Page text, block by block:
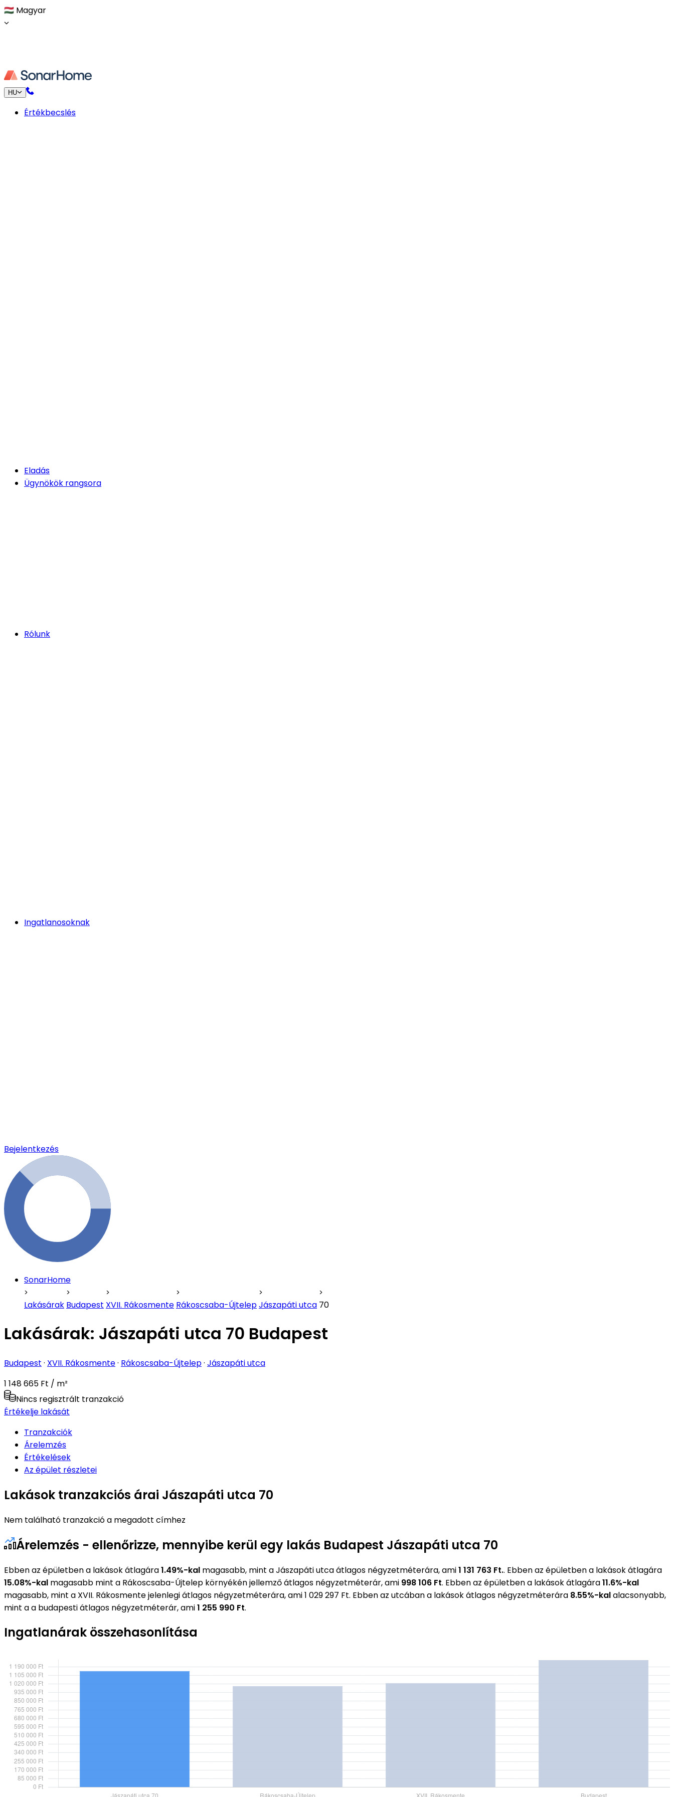
🇭🇺 Magyar
HU
Értékbecslés
Eladás
Ügynökök rangsora
Rólunk
Ingatlanosoknak
Bejelentkezés
SonarHome
Lakásárak Budapest XVII. Rákosmente Rákoscsaba-ÚjtelepJászapáti utca 70
Lakásárak: Jászapáti utca 70 Budapest
Budapest · XVII. Rákosmente· Rákoscsaba-Újtelep· Jászapáti utca
1 148 665 Ft / m²
Nincs regisztrált tranzakció
Értékelje lakását
Tranzakciók
Árelemzés
Értékelések
Az épület részletei
Lakások tranzakciós árai Jászapáti utca 70
Nem található tranzakció a megadott címhez
Árelemzés - ellenőrizze, mennyibe kerül egy lakás Budapest Jászapáti utca 70
Ebben az épületben a lakások átlagára1.49%-kal magasabb, mint a Jászapáti utca átlagos négyzetméterára, ami1 131 763 Ft.. Ebben az épületben a lakások átlagára
15.08%-kal magasabb mint a Rákoscsaba-Újtelep környékén jellemző átlagos négyzetméterár, ami 998 106 Ft. Ebben az épületben a lakások átlagára11.6%-kal
magasabb, mint a XVII. Rákosmente jelenlegi átlagos négyzetméterára, ami 1 029 297 Ft. Ebben az utcában a lakások átlagos négyzetméterára 8.55%-kalalacsonyabb,
mint a a budapesti átlagos négyzetméterár, ami1 255 990 Ft.
Ingatlanárak összehasonlítása